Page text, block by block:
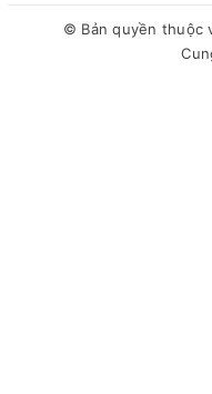
làm phim. Filmmaker
đồ điện ảnh, giúp bạn
© Bản quyền thuộc